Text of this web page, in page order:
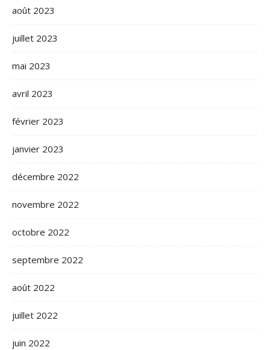
août 2023
juillet 2023
mai 2023
avril 2023
février 2023
janvier 2023
décembre 2022
novembre 2022
octobre 2022
septembre 2022
août 2022
juillet 2022
juin 2022